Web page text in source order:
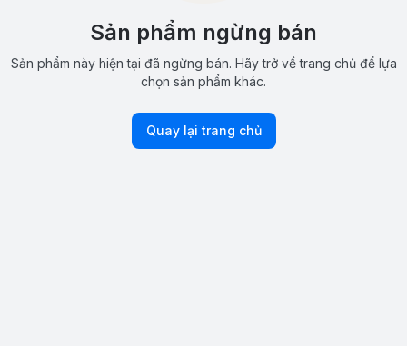
Sản phẩm ngừng bán
Sản phẩm này hiện tại đã ngừng bán. Hãy trở về trang chủ để lựa
chọn sản phẩm khác.
Quay lại trang chủ